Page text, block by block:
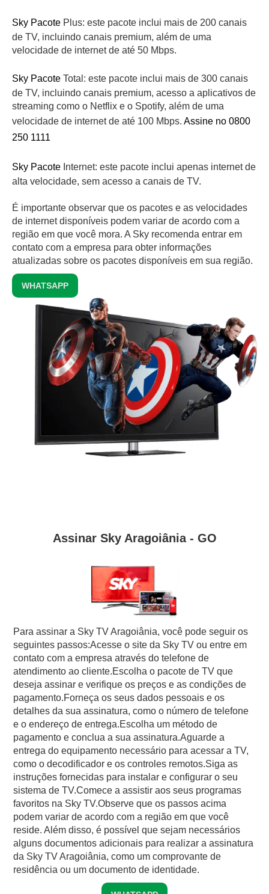
Sky Pacote Plus: este pacote inclui mais de 200 canais
de TV, incluindo canais premium, além de uma
velocidade de internet de até 50 Mbps.
Sky Pacote Total: este pacote inclui mais de 300 canais
de TV, incluindo canais premium, acesso a aplicativos de
streaming como o Netflix e o Spotify, além de uma
velocidade de internet de até 100 Mbps. Assine no 0800
250 1111
Sky Pacote Internet: este pacote inclui apenas internet de
alta velocidade, sem acesso a canais de TV.
É importante observar que os pacotes e as velocidades
de internet disponíveis podem variar de acordo com a
região em que você mora. A Sky recomenda entrar em
contato com a empresa para obter informações
atualizadas sobre os pacotes disponíveis em sua região.
WHATSAPP
Assinar Sky Aragoiânia - GO
Para assinar a Sky TV Aragoiânia, você pode seguir os
seguintes passos:Acesse o site da Sky TV ou entre em
contato com a empresa através do telefone de
atendimento ao cliente.Escolha o pacote de TV que
deseja assinar e verifique os preços e as condições de
pagamento.Forneça os seus dados pessoais e os
detalhes da sua assinatura, como o número de telefone
e o endereço de entrega.Escolha um método de
pagamento e conclua a sua assinatura.Aguarde a
entrega do equipamento necessário para acessar a TV,
como o decodificador e os controles remotos.Siga as
instruções fornecidas para instalar e configurar o seu
sistema de TV.Comece a assistir aos seus programas
favoritos na Sky TV.Observe que os passos acima
podem variar de acordo com a região em que você
reside. Além disso, é possível que sejam necessários
alguns documentos adicionais para realizar a assinatura
da Sky TV Aragoiânia, como um comprovante de
residência ou um documento de identidade.